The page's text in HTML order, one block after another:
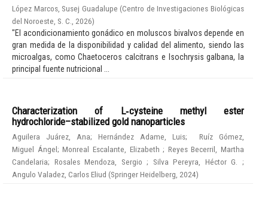
López Marcos, Susej Guadalupe (Centro de Investigaciones Biológicas
del Noroeste, S. C.
2026)
"El acondicionamiento gonádico en moluscos bivalvos depende en
gran medida de la disponibilidad y calidad del alimento, siendo las
microalgas, como Chaetoceros calcitrans e Isochrysis galbana, la
principal fuente nutricional ...
Characterization of L‑cysteine methyl ester
hydrochloride–stabilized gold nanoparticles
Aguilera Juárez, Ana; Hernández Adame, Luis;
Ruíz Gómez,
Miguel Ángel;Monreal Escalante, Elizabeth; Reyes Becerril, Martha
Candelaria; Rosales Mendoza, Sergio; Silva Pereyra, Héctor G.;
Angulo Valadez, Carlos Eliud (Springer Heidelberg 2024)